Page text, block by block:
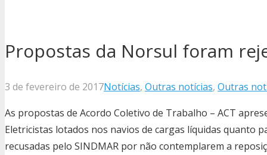
Propostas da Norsul foram
3 de fevereiro de 2017Notícias, Outras notícias, Outras
As propostas de Acordo Coletivo de Trabalho – ACT
Eletricistas lotados nos navios de cargas líquidas quanto
recusadas pelo SINDMAR por não contemplarem a